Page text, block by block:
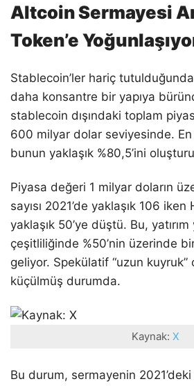
Altcoin Sermayesi
Token’e
Stablecoin’ler hariç
daha konsantre bir yapıya
stablecoin dışındaki toplam
600 milyar dolar seviyesinde.
bunun yaklaşık %80,5’ini
Piyasa değeri 1 milyar doların
sayısı 2021’de yaklaşık 106
yaklaşık 50’ye düştü. Bu,
çeşitliliğinde %50’nin üzerinde
geliyor. Spekülatif “uzun
küçülmüş durumda.
Kaynak: X
Bu durum, sermayenin